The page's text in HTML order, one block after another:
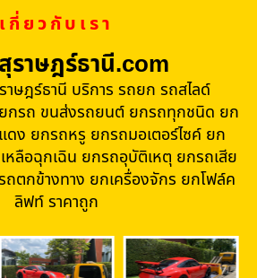
เกี่ยวกับเรา
ราษฎร์ธานี.com
ษฎร์ธานี บริการ รถยก รถสไลด์
กรถ ขนส่งรถยนต์ ยกรถทุกชนิด ยก
ดง ยกรถหรู ยกรถมอเตอร์ไซค์ ยก
หลือฉุกเฉิน ยกรถอุบัติเหตุ ยกรถเสีย
ตกข้างทาง ยกเครื่องจักร ยกโฟล์ค
ลิฟท์ ราคาถูก